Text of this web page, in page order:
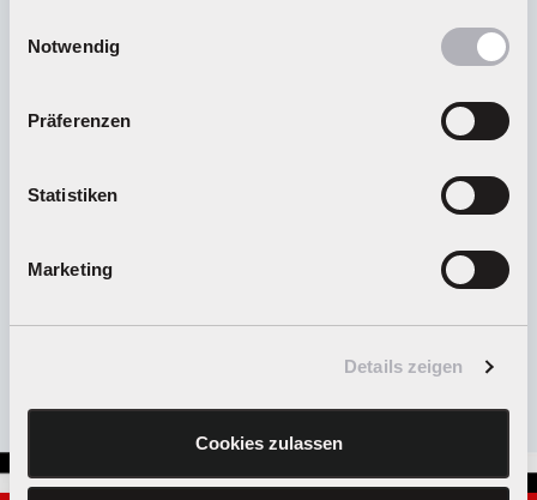
Notwendig
Präferenzen
Statistiken
Marketing
Details zeigen
Cookies zulassen
Produkts länger als die angegebene Lieferzeit?
Newsletter-Aktionen